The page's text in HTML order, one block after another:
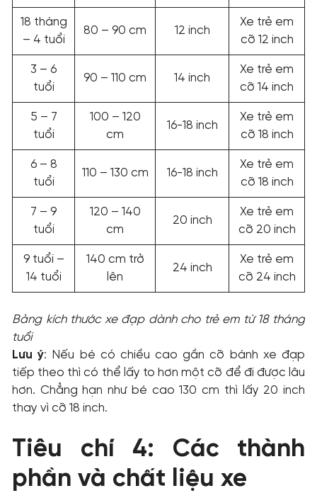
18 tháng
– 4 tuổi
80 – 90 cm 12 inch
Xe trẻ em
cỡ 12 inch
3 – 6
tuổi
90 – 110 cm 14 inch
Xe trẻ em
cỡ 14 inch
5 – 7
tuổi
100 – 120
cm
16-18 inch
Xe trẻ em
cỡ 18 inch
6 – 8
tuổi
110 – 130 cm 16-18 inch
Xe trẻ em
cỡ 18 inch
7 – 9
tuổi
120 – 140
cm
20 inch
Xe trẻ em
cỡ 20 inch
9 tuổi –
14 tuổi
140 cm trở
lên
24 inch
Xe trẻ em
cỡ 24 inch
Bảng kích thước xe đạp dành cho trẻ em từ 18 tháng
tuổi
Lưu ý: Nếu bé có chiều cao gần cỡ bánh xe đạp
tiếp theo thì có thể lấy to hơn một cỡ để đi được lâu
hơn. Chẳng hạn như bé cao 130 cm thì lấy 20 inch
thay vì cỡ 18 inch.
Tiêu chí 4: Các thành
phần và chất liệu xe